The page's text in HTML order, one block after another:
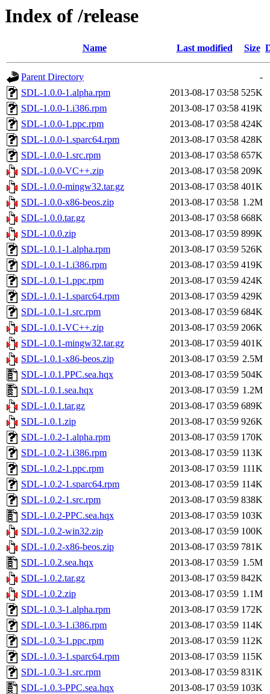
Index of /release
Name Last modified Size
Parent Directory
-
SDL-1.0.0-1.alpha.rpm
2013-08-17 03:58 525K
SDL-1.0.0-1.i386.rpm
2013-08-17 03:58 419K
SDL-1.0.0-1.ppc.rpm
2013-08-17 03:58 424K
SDL-1.0.0-1.sparc64.rpm
2013-08-17 03:58 428K
SDL-1.0.0-1.src.rpm
2013-08-17 03:58 657K
SDL-1.0.0-VC++.zip
2013-08-17 03:58 209K
SDL-1.0.0-mingw32.tar.gz
2013-08-17 03:58 401K
SDL-1.0.0-x86-beos.zip
2013-08-17 03:58 1.2M
SDL-1.0.0.tar.gz
2013-08-17 03:58 668K
SDL-1.0.0.zip
2013-08-17 03:59 899K
SDL-1.0.1-1.alpha.rpm
2013-08-17 03:59 526K
SDL-1.0.1-1.i386.rpm
2013-08-17 03:59 419K
SDL-1.0.1-1.ppc.rpm
2013-08-17 03:59 424K
SDL-1.0.1-1.sparc64.rpm
2013-08-17 03:59 429K
SDL-1.0.1-1.src.rpm
2013-08-17 03:59 684K
SDL-1.0.1-VC++.zip
2013-08-17 03:59 206K
SDL-1.0.1-mingw32.tar.gz
2013-08-17 03:59 401K
SDL-1.0.1-x86-beos.zip
2013-08-17 03:59 2.5M
SDL-1.0.1.PPC.sea.hqx
2013-08-17 03:59 504K
SDL-1.0.1.sea.hqx
2013-08-17 03:59 1.2M
SDL-1.0.1.tar.gz
2013-08-17 03:59 689K
SDL-1.0.1.zip
2013-08-17 03:59 926K
SDL-1.0.2-1.alpha.rpm
2013-08-17 03:59 170K
SDL-1.0.2-1.i386.rpm
2013-08-17 03:59 113K
SDL-1.0.2-1.ppc.rpm
2013-08-17 03:59 111K
SDL-1.0.2-1.sparc64.rpm
2013-08-17 03:59 114K
SDL-1.0.2-1.src.rpm
2013-08-17 03:59 838K
SDL-1.0.2-PPC.sea.hqx
2013-08-17 03:59 103K
SDL-1.0.2-win32.zip
2013-08-17 03:59 100K
SDL-1.0.2-x86-beos.zip
2013-08-17 03:59 781K
SDL-1.0.2.sea.hqx
2013-08-17 03:59 1.5M
SDL-1.0.2.tar.gz
2013-08-17 03:59 842K
SDL-1.0.2.zip
2013-08-17 03:59 1.1M
SDL-1.0.3-1.alpha.rpm
2013-08-17 03:59 172K
SDL-1.0.3-1.i386.rpm
2013-08-17 03:59 114K
SDL-1.0.3-1.ppc.rpm
2013-08-17 03:59 112K
SDL-1.0.3-1.sparc64.rpm
2013-08-17 03:59 115K
SDL-1.0.3-1.src.rpm
2013-08-17 03:59 831K
SDL-1.0.3-PPC.sea.hqx
2013-08-17 03:59 103K